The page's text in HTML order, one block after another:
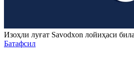
Изоҳли луғат Savodxon лойиҳаси
Батафсил